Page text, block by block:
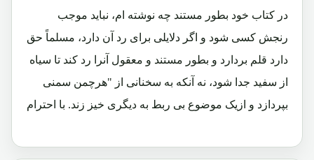
در کتاب خود بطور مستند چه نوشته ام، نباید موجب
رنجش کسی شود و اگر دلایلی برای رد آن دارد، مسلماً حق
دارد قلم بردارد و بطور مستند و معقول آنرا رد کند تا سیاه
از سفید جدا شود، نه آنکه به سخنانی از "هرچمن سمنی
بپردازد و ازیک موضوع بی ربط به دیگری خیز زند. با احترام